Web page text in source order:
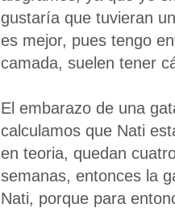
gustaría que tuvieran
es mejor, pues tengo
camada, suelen tener
El embarazo de una
calculamos que Nati
en teoria, quedan
semanas, entonces la
Nati, porque para